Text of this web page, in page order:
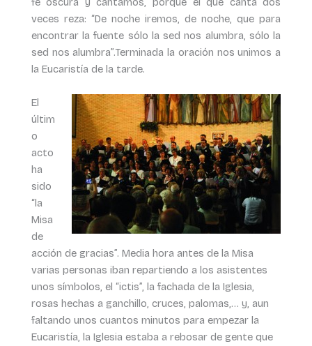
veces reza: “De noche iremos, de noche, que para
encontrar la fuente sólo la sed nos alumbra, sólo la
sed nos alumbra”.Terminada la oración nos unimos a
la Eucaristía de la tarde.
El
últim
o
acto
ha
sido
“la
Misa
de
acción de gracias”. Media hora antes de la Misa
varias personas iban repartiendo a los asistentes
unos símbolos, el “ictis”, la fachada de la Iglesia,
rosas hechas a ganchillo, cruces, palomas,… y, aun
faltando unos cuantos minutos para empezar la
Eucaristía, la Iglesia estaba a rebosar de gente que